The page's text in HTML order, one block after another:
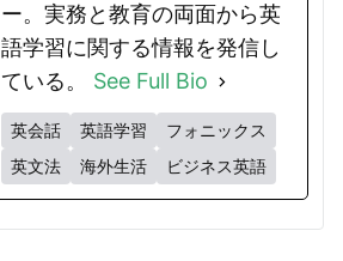
ー。実務と教育の両面から英
語学習に関する情報を発信し
ている。 See Full Bio
英会話 英語学習
フォニックス
英文法
海外生活 ビジネス英語